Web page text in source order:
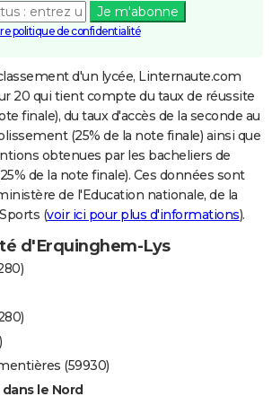
Je m'abonne
politique de confidentialité
d'un lycée, Linternaute.com
20 qui tient compte du taux de réussite
finale), du taux d'accès de la seconde au
(25% de la note finale) ainsi que
obtenues par les bacheliers de
de la note finale). Ces données sont
de l'Education nationale, de la
(voir ici pour plus d'informations).
d'Erquinghem-Lys
(59930)
le Nord